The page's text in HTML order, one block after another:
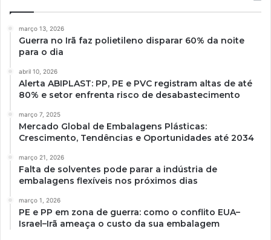
março 13, 2026
Guerra no Irã faz polietileno disparar 60% da noite
para o dia
abril 10, 2026
Alerta ABIPLAST: PP, PE e PVC registram altas de até
80% e setor enfrenta risco de desabastecimento
março 7, 2025
Mercado Global de Embalagens Plásticas:
Crescimento, Tendências e Oportunidades até 2034
março 21, 2026
Falta de solventes pode parar a indústria de
embalagens flexíveis nos próximos dias
março 1, 2026
PE e PP em zona de guerra: como o conflito EUA–
Israel–Irã ameaça o custo da sua embalagem